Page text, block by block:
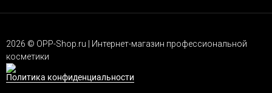
2026 © OPP-Shop.ru | Интернет-магазин профессиональной
косметики
Политика конфиденциальности